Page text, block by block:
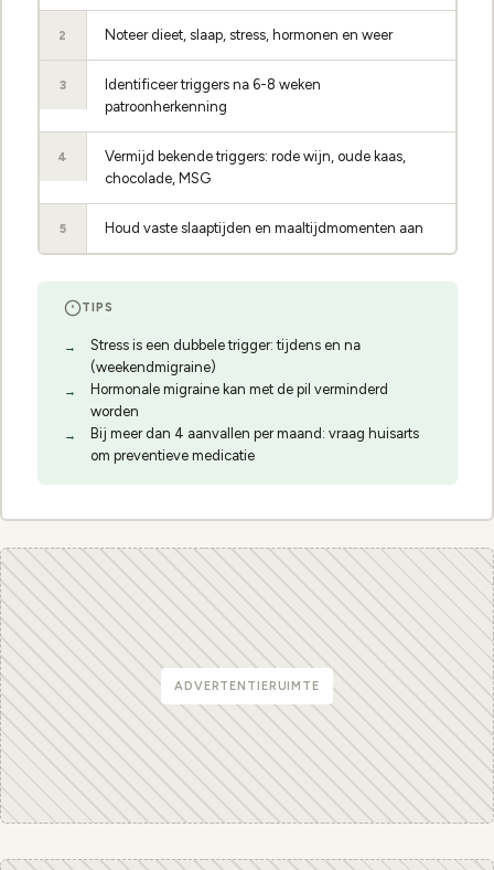
2 Noteer dieet, slaap, stress, hormonen en weer
3
Identificeer triggers na 6-8 weken
patroonherkenning
4
Vermijd bekende triggers: rode wijn, oude kaas,
chocolade, MSG
5 Houd vaste slaaptijden en maaltijdmomenten aan
TIPS
Stress is een dubbele trigger: tijdens en na
(weekendmigraine)
Hormonale migraine kan met de pil verminderd
worden
Bij meer dan 4 aanvallen per maand: vraag huisarts
om preventieve medicatie
ADVERTENTIERUIMTE